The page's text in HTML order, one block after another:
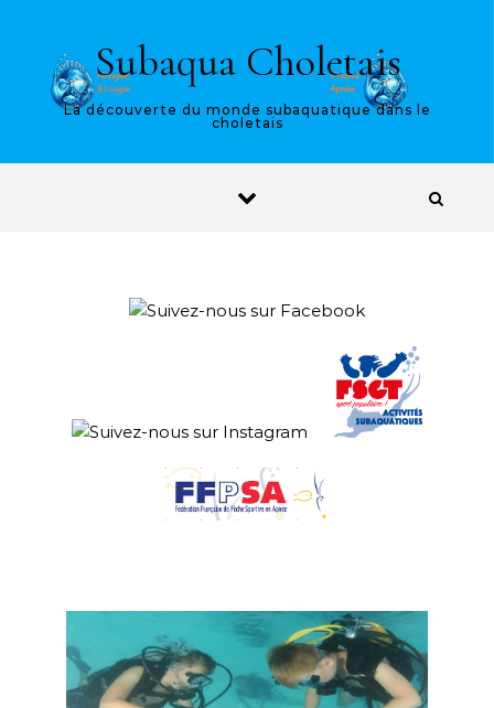
Subaqua Choletais
La découverte du monde subaquatique dans le
choletais